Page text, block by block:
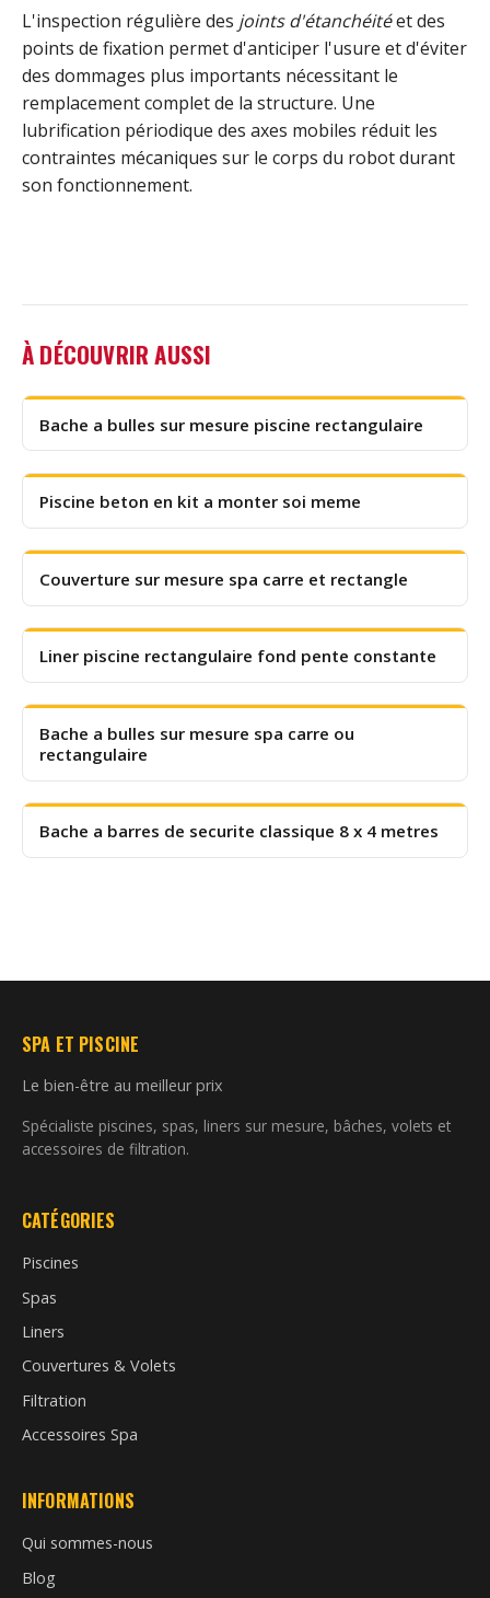
L'inspection régulière des joints d'étanchéitéet des
points de fixation permet d'anticiper l'usure et d'éviter
des dommages plus importants nécessitant le
remplacement complet de la structure. Une
lubrification périodique des axes mobiles réduit les
contraintes mécaniques sur le corps du robot durant
son fonctionnement.
À DÉCOUVRIR AUSSI
Bache a bulles sur mesure piscine rectangulaire
Piscine beton en kit a monter soi meme
Couverture sur mesure spa carre et rectangle
Liner piscine rectangulaire fond pente constante
Bache a bulles sur mesure spa carre ou
rectangulaire
Bache a barres de securite classique 8 x 4 metres
SPA ET PISCINE
Le bien-être au meilleur prix
Spécialiste piscines, spas, liners sur mesure, bâches, volets et
accessoires de filtration.
CATÉGORIES
Piscines
Spas
Liners
Couvertures & Volets
Filtration
Accessoires Spa
INFORMATIONS
Qui sommes-nous
Blog